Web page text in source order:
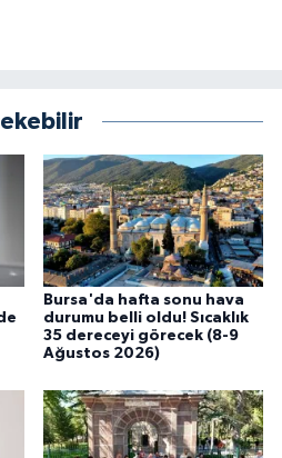
Bursa'da hafta sonu hava
durumu belli oldu! Sıcaklık
35 dereceyi görecek (8-9
Ağustos 2026)